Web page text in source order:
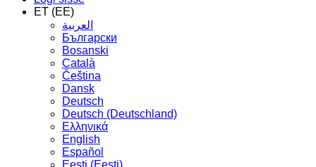
ET (EE)
العربية
Български
Bosanski
Сatalà
Čeština
Dansk
Deutsch
Deutsch (Deutschland)
Ελληνικά
English
Español
Eesti (Eesti)